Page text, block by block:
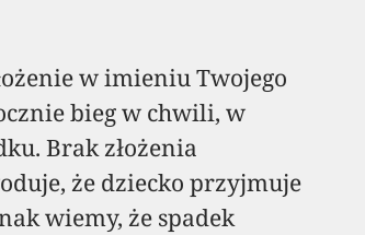
w imieniu Twojego
bieg w chwili, w
Brak złożenia
że dziecko przyjmuje
wiemy, że spadek